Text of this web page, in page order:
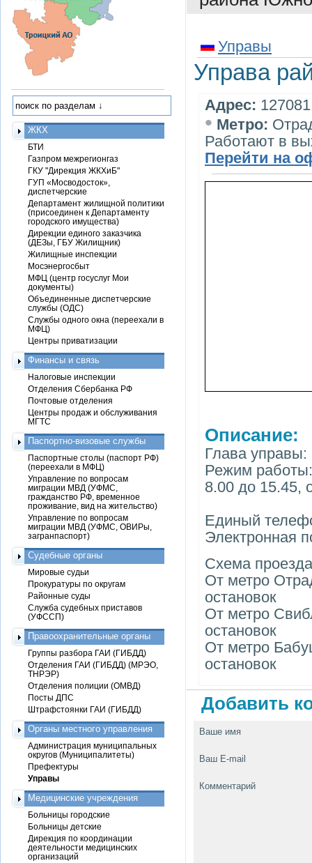
Управы
Управа
Адрес:
• Метро:
Работают в
Перейти на
Описание:
Глава
Режим работы:
8.00 до 15.45,
Единый
Электронная
Схема проезда
От метро
остановок
От метро
остановок
От метро
остановок
Добавить
Ваше имя
Ваш E-mail
Комментарий
ЖКХ
БТИ
Газпром межрегионгаз
ГКУ "Дирекция ЖКХиБ"
ГУП «Мосводосток»,
диспетчерские
Департамент жилищной политики
(присоединен к Департаменту
городского имущества)
Дирекции единого заказчика
(ДЕЗы, ГБУ Жилищник)
Жилищные инспекции
Мосэнергосбыт
МФЦ (центр госуслуг Мои
документы)
Объединенные диспетчерские
службы (ОДС)
Службы одного окна (переехали в
МФЦ)
Центры приватизации
Финансы и связь
Налоговые инспекции
Отделения Сбербанка РФ
Почтовые отделения
Центры продаж и обслуживания
МГТС
Паспортно-визовые службы
Паспортные столы (паспорт РФ)
(переехали в МФЦ)
Управление по вопросам
миграции МВД (УФМС,
гражданство РФ, временное
проживание, вид на жительство)
Управление по вопросам
миграции МВД (УФМС, ОВИРы,
загранпаспорт)
Судебные органы
Мировые судьи
Прокуратуры по округам
Районные суды
Служба судебных приставов
(УФССП)
Правоохранительные органы
Группы разбора ГАИ (ГИБДД)
Отделения ГАИ (ГИБДД) (МРЭО,
ТНРЭР)
Отделения полиции (ОМВД)
Посты ДПС
Штрафстоянки ГАИ (ГИБДД)
Органы местного управления
Администрация муниципальных
округов (Муниципалитеты)
Префектуры
Управы
Медицинские учреждения
Больницы городские
Больницы детские
Дирекция по координации
деятельности медицинских
организаций